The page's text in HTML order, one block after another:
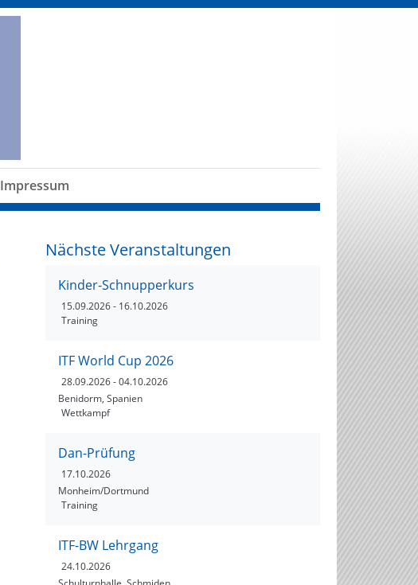
Impressum
Tolle Vorführungen
Nächste Veranstaltungen
Kinder-Schnupperkurs
15.09.2026- 16.10.2026
Training
ITF World Cup 2026
28.09.2026- 04.10.2026
Benidorm, Spanien
Wettkampf
Dan-Prüfung
17.10.2026
Monheim/Dortmund
Training
ITF-BW Lehrgang
24.10.2026